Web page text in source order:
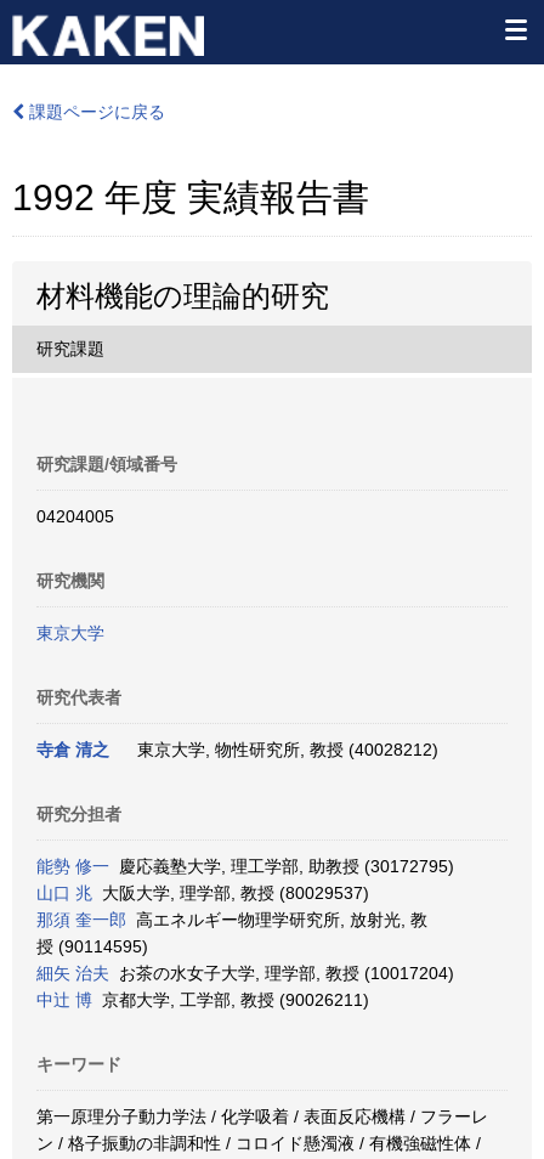
課題ページに戻る
1992 年度 実績報告書
材料機能の理論的研究
研究課題
研究課題/領域番号
04204005
研究機関
東京大学
研究代表者
寺倉 清之 東京大学, 物性研究所, 教授 (40028212)
研究分担者
能勢 修一 慶応義塾大学, 理工学部, 助教授 (30172795)
山口 兆 大阪大学, 理学部, 教授 (80029537)
那須 奎一郎 高エネルギー物理学研究所, 放射光, 教
授 (90114595)
細矢 治夫 お茶の水女子大学, 理学部, 教授 (10017204)
中辻 博 京都大学, 工学部, 教授 (90026211)
キーワード
第一原理分子動力学法 / 化学吸着 / 表面反応機構 / フラーレ
ン / 格子振動の非調和性 / コロイド懸濁液 / 有機強磁性体 /